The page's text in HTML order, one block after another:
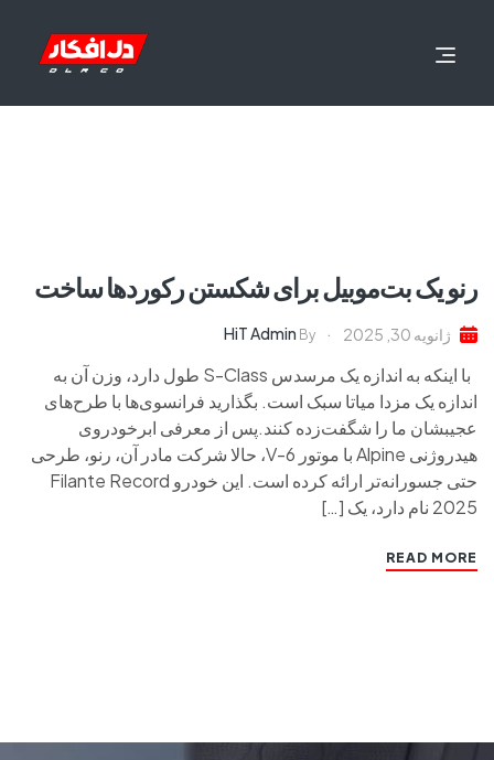
رنو یک بت‌موبیل برای شکستن رکوردها ساخت
ژانویه 30, 2025 By
HiT Admin
با اینکه به اندازه یک مرسدس S-Class طول دارد، وزن آن به
اندازه یک مزدا میاتا سبک است. بگذارید فرانسوی‌ها با طرح‌های
عجیبشان ما را شگفت‌زده کنند.پس از معرفی ابرخودروی
هیدروژنی Alpine با موتور V-6، حالا شرکت مادر آن، رنو، طرحی
حتی جسورانه‌تر ارائه کرده است. این خودرو Filante Record
2025 نام دارد، یک […]
READ MORE